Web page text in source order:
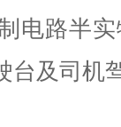
电路半
台及司机